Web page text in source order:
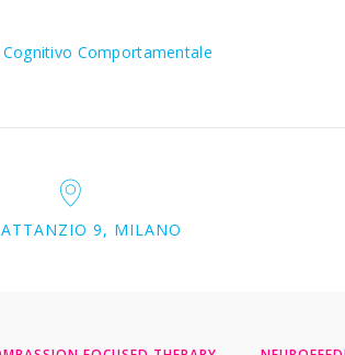
Cognitivo Comportamentale
9, MILANO